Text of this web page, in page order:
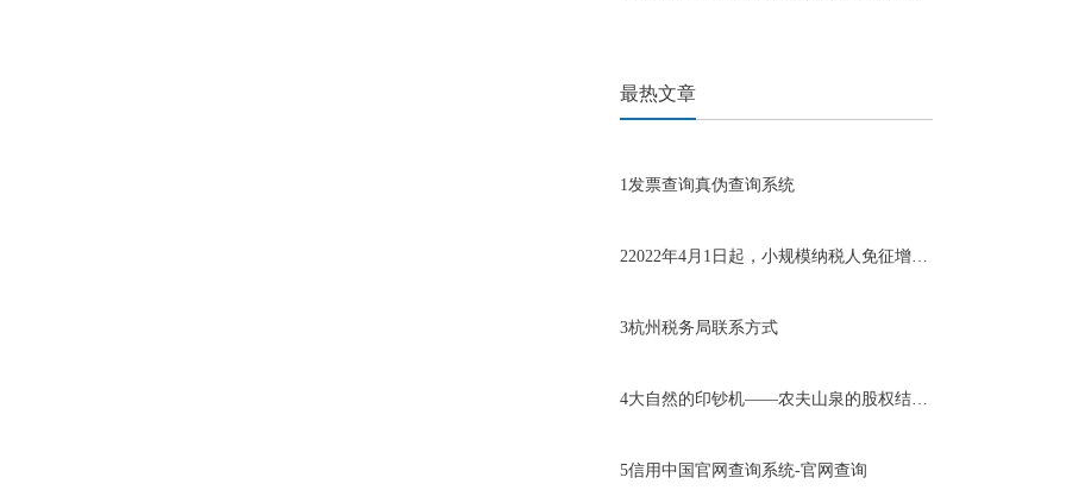
最热文章
1发票查询真伪查询系统
22022年4月1日起，小规模纳税人免征增值税
3杭州税务局联系方式
4大自然的印钞机——农夫山泉的股权结构分析
5信用中国官网查询系统-官网查询